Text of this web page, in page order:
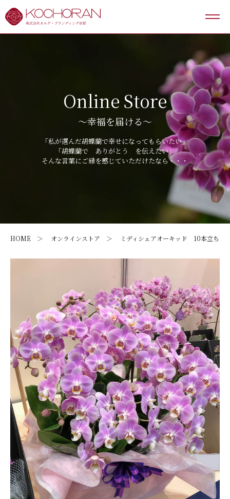
Quality
Kyoto Kochoran Journal
About us
Online Store
〜幸福を届ける〜
「私が選んだ胡蝶蘭で幸せになってもらいたい」
「胡蝶蘭で ありがとう を伝えたい」
そんな言葉にご縁を感じていただけたなら・・・
HOME オンラインストア ミディシェアオーキッド 10本立ち